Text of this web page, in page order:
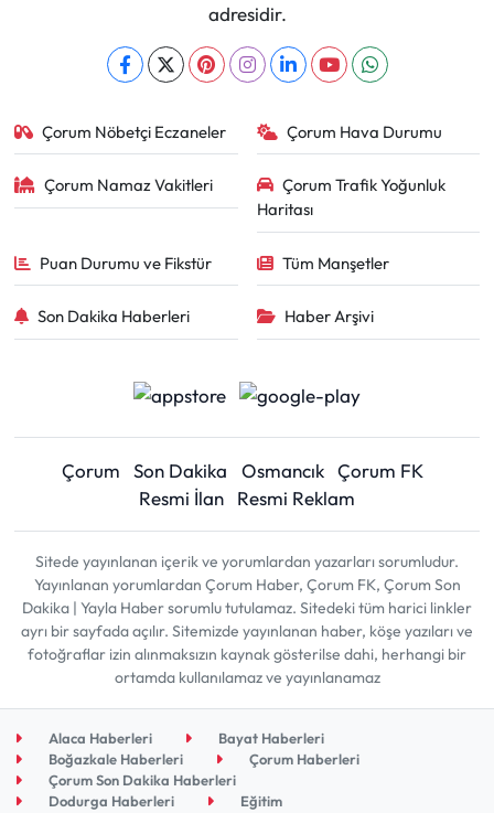
adresidir.
Çorum Nöbetçi Eczaneler Çorum Hava Durumu
Çorum Namaz Vakitleri
Çorum Trafik Yoğunluk
Haritası
Puan Durumu ve Fikstür Tüm Manşetler
Son Dakika Haberleri Haber Arşivi
Çorum Son Dakika Osmancık Çorum FK
Resmi İlan
Resmi Reklam
Sitede yayınlanan içerik ve yorumlardan yazarları sorumludur.
Yayınlanan yorumlardan Çorum Haber, Çorum FK, Çorum Son
Dakika | Yayla Haber sorumlu tutulamaz. Sitedeki tüm harici linkler
ayrı bir sayfada açılır. Sitemizde yayınlanan haber, köşe yazıları ve
fotoğraflar izin alınmaksızın kaynak gösterilse dahi, herhangi bir
ortamda kullanılamaz ve yayınlanamaz
Alaca Haberleri
Bayat Haberleri
Boğazkale Haberleri
Çorum Haberleri
Çorum Son Dakika Haberleri
Dodurga Haberleri
Eğitim